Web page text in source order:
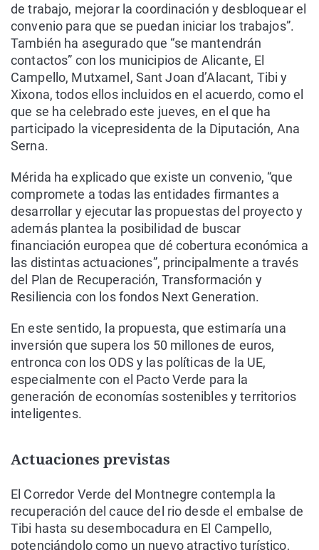
de trabajo, mejorar la coordinación y desbloquear el
convenio para que se puedan iniciar los trabajos”.
También ha asegurado que “se mantendrán
contactos” con los municipios de Alicante, El
Campello, Mutxamel, Sant Joan d’Alacant, Tibi y
Xixona, todos ellos incluidos en el acuerdo, como el
que se ha celebrado este jueves, en el que ha
participado la vicepresidenta de la Diputación, Ana
Serna.
Mérida ha explicado que existe un convenio, “que
compromete a todas las entidades firmantes a
desarrollar y ejecutar las propuestas del proyecto y
además plantea la posibilidad de buscar
financiación europea que dé cobertura económica a
las distintas actuaciones”, principalmente a través
del Plan de Recuperación, Transformación y
Resiliencia con los fondos Next Generation.
En este sentido, la propuesta, que estimaría una
inversión que supera los 50 millones de euros,
entronca con los ODS y las políticas de la UE,
especialmente con el Pacto Verde para la
generación de economías sostenibles y territorios
inteligentes.
Actuaciones previstas
El Corredor Verde del Montnegre contempla la
recuperación del cauce del rio desde el embalse de
Tibi hasta su desembocadura en El Campello,
potenciándolo como un nuevo atractivo turístico,